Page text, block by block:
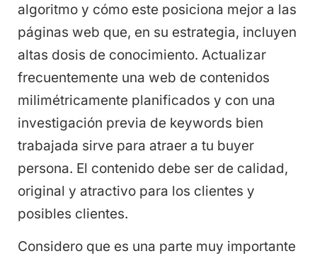
algoritmo y cómo este posiciona mejor a las
páginas web que, en su estrategia, incluyen
altas dosis de conocimiento. Actualizar
frecuentemente una web de contenidos
milimétricamente planificados y con una
investigación previa de keywords bien
trabajada sirve para atraer a tu buyer
persona. El contenido debe ser de calidad,
original y atractivo para los clientes y
posibles clientes.
Considero que es una parte muy importante